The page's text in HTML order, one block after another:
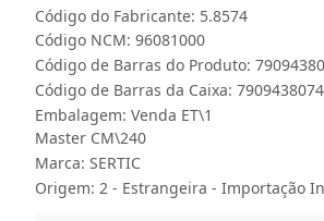
Código do Fabricante: 5.8574
Código NCM: 96081000
Código de Barras do Produto:
Código de Barras da Caixa:
Embalagem: Venda ET\1
Master CM\240
Marca: SERTIC
Origem: 2 - Estrangeira - Importação